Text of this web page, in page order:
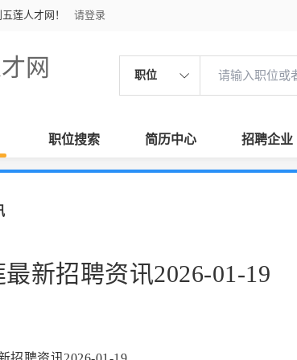
莲人才网！ 请登录
网 职位
职位搜索 简历中心 招聘企业
最新招聘资讯2026-01-19